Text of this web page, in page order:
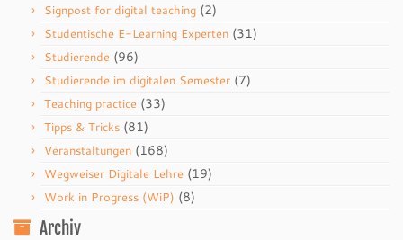
Signpost for digital teaching (2)
Studentische E-Learning Experten (31)
Studierende (96)
Studierende im digitalen Semester (7)
Teaching practice (33)
Tipps & Tricks (81)
Veranstaltungen (168)
Wegweiser Digitale Lehre (19)
Work in Progress (WiP) (8)
Archiv